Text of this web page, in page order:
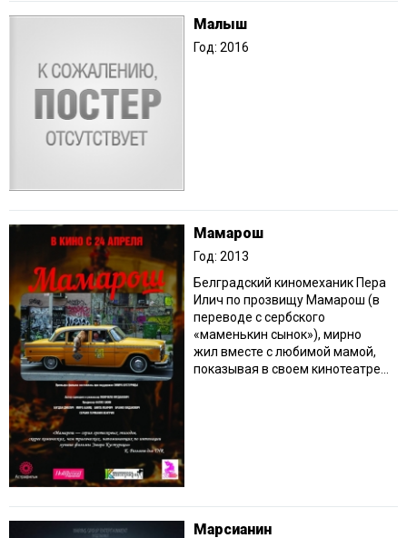
Малыш
Год: 2016
Мамарош
Год: 2013
Белградский киномеханик Пера
Илич по прозвищу Мамарош (в
переводе с сербского
«маменькин сынок»), мирно
жил вместе с любимой мамой,
показывая в своем кинотеатре...
Марсианин